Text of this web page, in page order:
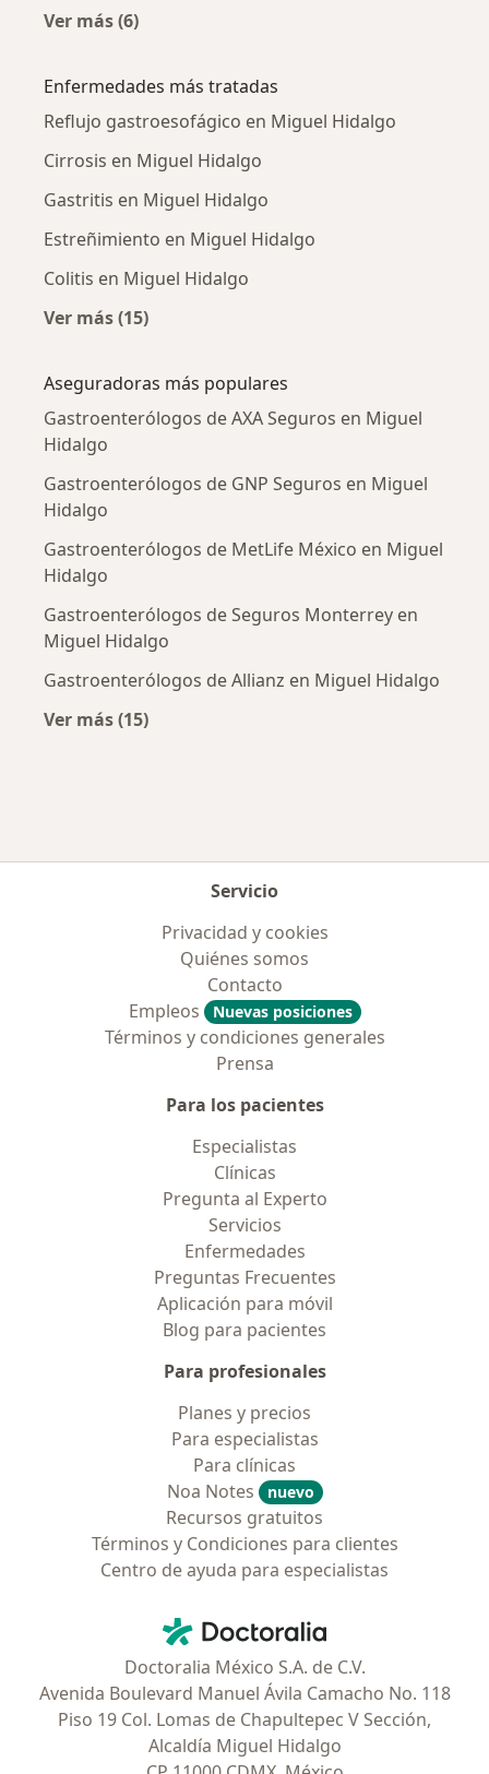
Ver más (6)
Enfermedades más tratadas
Reflujo gastroesofágico en Miguel Hidalgo
Cirrosis en Miguel Hidalgo
Gastritis en Miguel Hidalgo
Estreñimiento en Miguel Hidalgo
Colitis en Miguel Hidalgo
Ver más (15)
Aseguradoras más populares
Gastroenterólogos de AXA Seguros en Miguel
Hidalgo
Gastroenterólogos de GNP Seguros en Miguel
Hidalgo
Gastroenterólogos de MetLife México en Miguel
Hidalgo
Gastroenterólogos de Seguros Monterrey en
Miguel Hidalgo
Gastroenterólogos de Allianz en Miguel Hidalgo
Ver más (15)
Servicio
Privacidad y cookies
Quiénes somos
Contacto
Empleos
Nuevas posiciones
Términos y condiciones generales
Prensa
Para los pacientes
Especialistas
Clínicas
Pregunta al Experto
Servicios
Enfermedades
Preguntas Frecuentes
Aplicación para móvil
Blog para pacientes
Para profesionales
Planes y precios
Para especialistas
Para clínicas
Noa Notes
nuevo
Recursos gratuitos
Términos y Condiciones para clientes
Centro de ayuda para especialistas
Doctoralia - Página de inicio
Doctoralia México S.A. de C.V.
Avenida Boulevard Manuel Ávila Camacho No. 118
Piso 19 Col. Lomas de Chapultepec V Sección,
Alcaldía Miguel Hidalgo